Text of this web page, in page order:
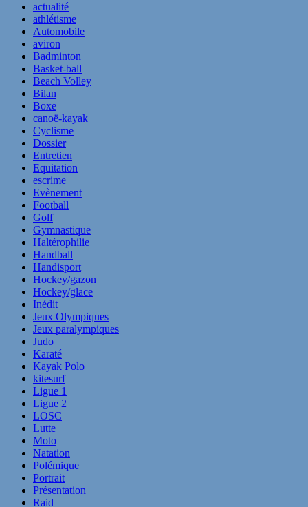
actualité
athlétisme
Automobile
aviron
Badminton
Basket-ball
Beach Volley
Bilan
Boxe
canoë-kayak
Cyclisme
Dossier
Entretien
Equitation
escrime
Evènement
Football
Golf
Gymnastique
Haltérophilie
Handball
Handisport
Hockey/gazon
Hockey/glace
Inédit
Jeux Olympiques
Jeux paralympiques
Judo
Karaté
Kayak Polo
kitesurf
Ligue 1
Ligue 2
LOSC
Lutte
Moto
Natation
Polémique
Portrait
Présentation
Raid